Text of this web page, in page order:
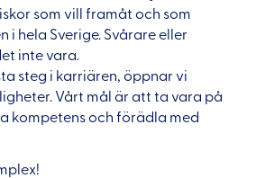
som vill framåt och som
i hela Sverige. Svårare eller
inte vara.
steg i karriären, öppnar vi
Vårt mål är att ta vara på
kompetens och förädla med